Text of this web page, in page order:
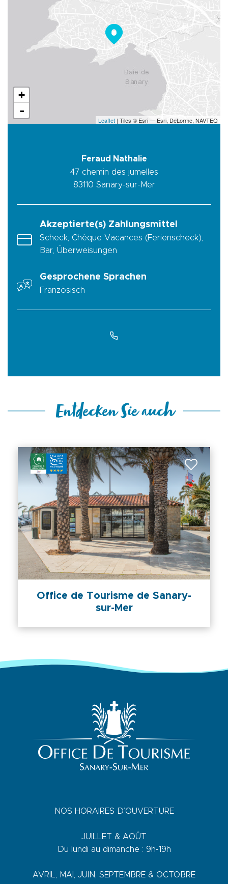
+
-
Leaflet | Tiles © Esri — Esri, DeLorme, NAVTEQ
Feraud Nathalie
47 chemin des jumelles
83110 Sanary-sur-Mer
Akzeptierte(s) Zahlungsmittel
Scheck, Chèque Vacances (Ferienscheck),
Bar, Überweisungen
Gesprochene Sprachen
Französisch
Entdecken Sie auch
Office de Tourisme de Sanary-
sur-Mer
NOS HORAIRES D’OUVERTURE
JUILLET & AOÛT
Du lundi au dimanche : 9h-19h
AVRIL, MAI, JUIN, SEPTEMBRE & OCTOBRE